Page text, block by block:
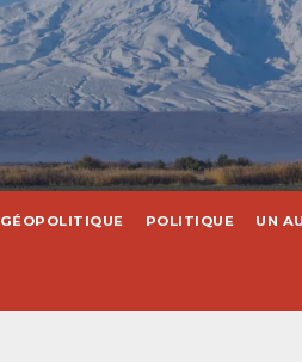
GÉOPOLITIQUE POLITIQUE UN